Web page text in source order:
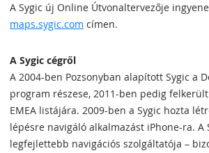
A Sygic új Online Útvonaltervezője
maps.sygic.com címen.
A Sygic cégről
A 2004-ben Pozsonyban alapított Sygic a
program részese, 2011-ben pedig
EMEA listájára. 2009-ben a Sygic hozta
lépésre navigáló alkalmazást iPhone-ra. A
legfejlettebb navigációs szolgáltatója –